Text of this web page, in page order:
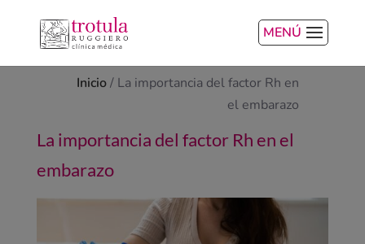
MENÚ
Inicio/ La importancia del factor Rh en
el embarazo
La importancia del factor Rh en el
embarazo